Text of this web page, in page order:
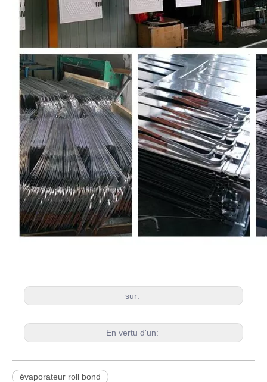
sur:
En vertu d'un:
évaporateur roll bond